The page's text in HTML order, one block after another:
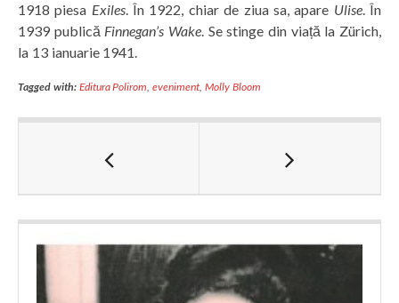
1918 piesa Exiles. În 1922, chiar de ziua sa, apare Ulise. În
1939 publică Finnegan’s Wake. Se stinge din viață la Zürich,
la 13 ianuarie 1941.
Tagged with: Editura Polirom,eveniment,Molly Bloom